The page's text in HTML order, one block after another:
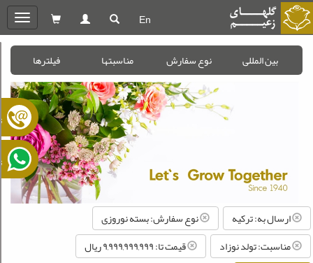
En
بین المللی نوع سفارش مناسبتها فیلترها
ارسال به: ترکیه
نوع سفارش: بسته نوروزی
مناسبت: تولد نوزاد
قیمت تا: ۹,۹۹۹,۹۹۹,۹۹۹ ريال